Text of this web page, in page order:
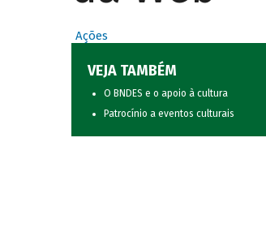
Ações
VEJA TAMBÉM
O BNDES e o apoio à cultura
Patrocínio a eventos culturais